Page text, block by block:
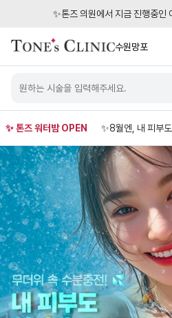
✨톤즈 의원에서 지금 진행중인
수원망포
✨ 톤즈 워터밤 OPEN ✨8월엔, 내 피부